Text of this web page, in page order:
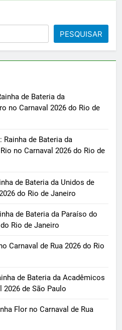
PESQUISAR
de Bateria da
no Carnaval 2026 do Rio de
de Bateria da
no Carnaval 2026 do Rio de
de Bateria da Unidos de
do Rio de Janeiro
de Bateria da Paraíso do
Rio de Janeiro
Carnaval de Rua 2026 do Rio
de Bateria da Acadêmicos
2026 de São Paulo
Flor no Carnaval de Rua